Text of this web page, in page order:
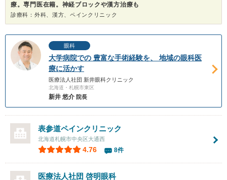
療。専門医在籍。神経ブロックや漢方治療も
診療科：外科、漢方、ペインクリニック
眼科
大学病院での 豊富な手術経験を、 地域の眼科医
療に活かす
医療法人社団 新井眼科クリニック
北海道・札幌市東区
新井 悠介 院長
表参道ペインクリニック
北海道札幌市中央区大通西
4.76 8件
医療法人社団 啓明眼科